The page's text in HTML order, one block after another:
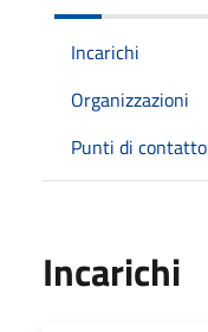
Incarichi
Organizzazioni
Punti di contatto
Incarichi